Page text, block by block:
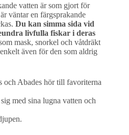
vatten är som gjort för
väntar en färgsprakande
Du kan simma sida vid
livfulla fiskar i deras
mask, snorkel och våtdräkt
även för den som aldrig
och Abades hör till favoriterna
med sina lugna vatten och